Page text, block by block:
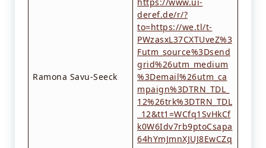
Ramona Savu-Seeck
deref.de/r/?
to=https://we.tl/t-
PWzasxL37CXTUveZ%3
Futm_source%3Dsend
grid%26utm_medium
%3Demail%26utm_ca
mpaign%3DTRN_TDL_
12%26trk%3DTRN_TDL
_12&tt1=WCfq1SvHkCf
k0W6Idv7rb9ptoCsapa
64hYmJmnXJUJ8EwCZq